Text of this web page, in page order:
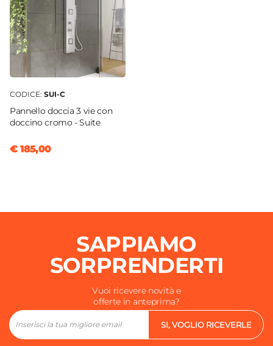
CODICE: SUI-C
Pannello doccia 3 vie con
doccino cromo - Suite
€ 185,00
SAPPIAMO
SORPRENDERTI
Vuoi ricevere novità e
offerte in anteprima?
SI, VOGLIO RICEVERLE